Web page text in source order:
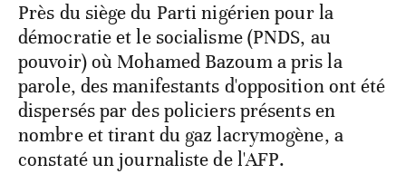
Près du siège du Parti nigérien pour la
démocratie et le socialisme (PNDS, au
pouvoir) où Mohamed Bazoum a pris la
parole, des manifestants d'opposition ont été
dispersés par des policiers présents en
nombre et tirant du gaz lacrymogène, a
constaté un journaliste de l'AFP.